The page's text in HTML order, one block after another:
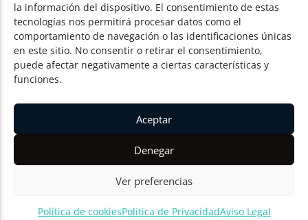
la información del dispositivo. El consentimiento de estas
tecnologías nos permitirá procesar datos como el
comportamiento de navegación o las identificaciones únicas
en este sitio. No consentir o retirar el consentimiento,
puede afectar negativamente a ciertas características y
funciones.
Aceptar
Denegar
Ver preferencias
Política de cookiesPolitica de PrivacidadAviso Legal
© Todos los derechos reservados